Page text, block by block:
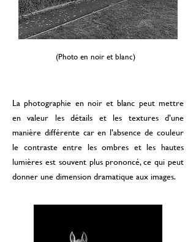
(Photo en noir et blanc)
La photographie en noir et blanc peut mettre
en valeur les détails et les textures d’une
manière différente car en l’absence de couleur
le contraste entre les ombres et les hautes
lumières est souvent plus prononcé, ce qui peut
donner une dimension dramatique aux images.